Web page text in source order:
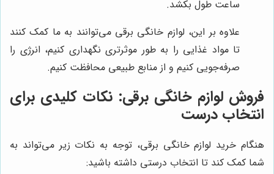
ساعت طول بکشد.
علاوه بر این، لوازم خانگی برقی می‌توانند به ما کمک کنند
تا مواد غذایی را به طور موثرتری نگهداری کنیم، انرژی را
صرفه‌جویی کنیم و از منابع طبیعی محافظت کنیم.
فروش لوازم خانگی برقی: نکات کلیدی برای
انتخاب درست
هنگام خرید لوازم خانگی برقی، توجه به نکات زیر می‌تواند به
شما کمک کند تا انتخاب درستی داشته باشید: